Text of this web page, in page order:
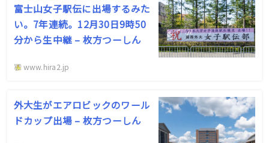
富士山女子駅伝に出場するみた
い。7年連続。12月30日9時50
分から生中継 – 枚方つーしん
www.hira2.jp
外大生がエアロビックのワール
ドカップ出場 – 枚方つーしん